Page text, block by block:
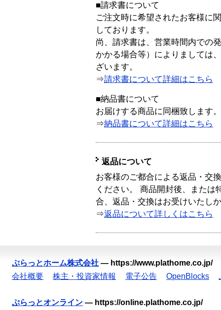
■請求書について
ご注文時に希望されたお客様に
しております。
尚、請求書は、営業時間内での
かかる場合等）によりましては
ざいます。
⇒請求書について詳細はこちら
■納品書について
お届けする商品に同梱致します。
⇒納品書について詳細はこちら
返品について
お客様のご都合による返品・交
ください。 商品開封後、または
合、返品・交換はお受けいたし
⇒返品について詳しくはこちら
ぷらっとホーム株式会社 — https://www.plathome.co.jp/
会社概要
株主・投資家情報 電子公告 OpenBlocks
ぷらっとオンライン — https://online.plathome.co.jp/